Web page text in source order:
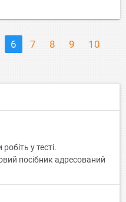
6 7 8 9 10
у тесті.
посібник адресований